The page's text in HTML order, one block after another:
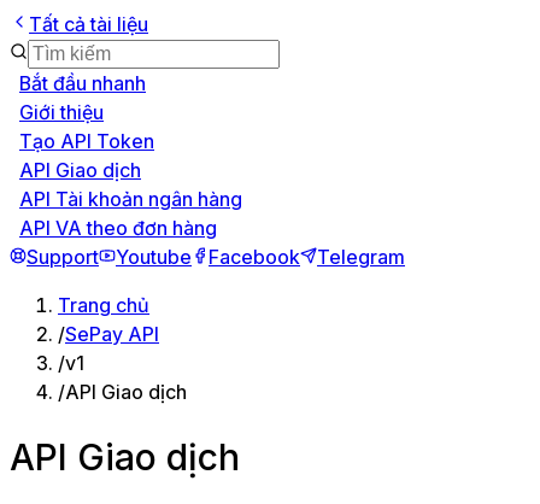
Tất cả tài liệu
Bắt đầu nhanh
Giới thiệu
Tạo API Token
API Giao dịch
API Tài khoản ngân hàng
API VA theo đơn hàng
Support
Youtube Facebook
Telegram
Trang chủ
/SePay API
/v1
/API Giao dịch
API Giao dịch